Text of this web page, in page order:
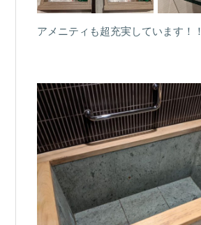
アメニティも超充実しています！！